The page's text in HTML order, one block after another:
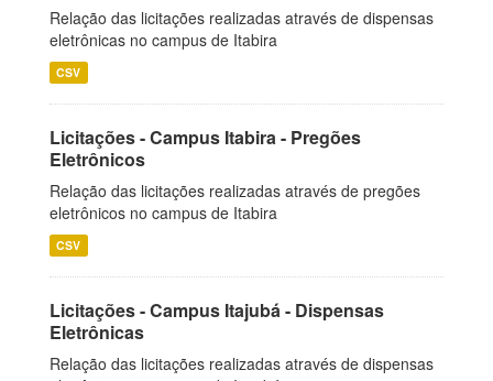
Relação das licitações realizadas através de dispensas
eletrônicas no campus de Itabira
CSV
Licitações - Campus Itabira - Pregões
Eletrônicos
Relação das licitações realizadas através de pregões
eletrônicos no campus de Itabira
CSV
Licitações - Campus Itajubá - Dispensas
Eletrônicas
Relação das licitações realizadas através de dispensas